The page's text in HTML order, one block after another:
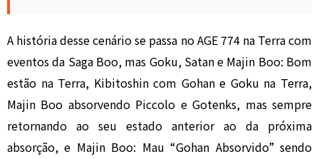
A história desse cenário se passa no AGE 774 na Terra com
eventos da Saga Boo, mas Goku, Satan e Majin Boo: Bom
estão na Terra, Kibitoshin com Gohan e Goku na Terra,
Majin Boo absorvendo Piccolo e Gotenks, mas sempre
retornando ao seu estado anterior ao da próxima
absorção, e Majin Boo: Mau “Gohan Absorvido” sendo